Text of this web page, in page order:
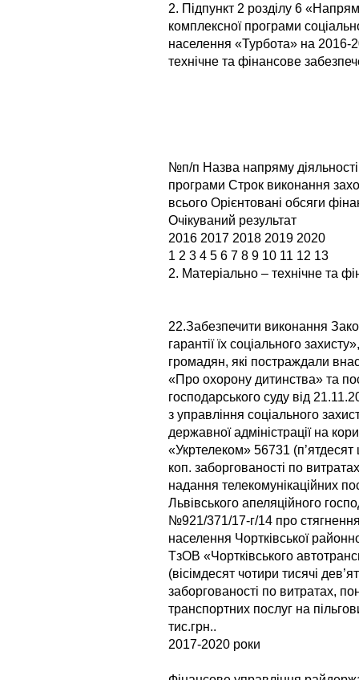
2. Підпункт 2 розділу 6
комплексної програми
населення «Турбота» на 2016-
технічне та фінансове
№п/п Назва напряму
програми Строк виконання
всього Орієнтовані обсяги
Очікуваний результат
2016 2017 2018 2019 2020
1 2 3 4 5 6 7 8 9 10 11 12 13
2. Матеріально – технічне та
22.Забезпечити виконання
гарантії їх соціального
громадян, які постраждали
«Про охорону дитинства» та
господарського суду від
з управління соціального
державної адміністрації на
«Укртелеком» 56731 (п’ятдесят
коп. заборгованості по
надання телекомунікаційних
Львівського апеляційного
№921/371/17-г/14 про
населення Чортківської
ТзОВ «Чортківського
(вісімдесят чотири тисячі
заборгованості по витратах,
транспортних послуг на
тис.грн..
2017-2020 роки